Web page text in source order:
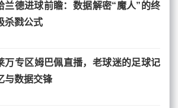
兰德进球前瞻：数据解密“魔人”的终
杀戮公式
万专区姆巴佩直播，老球迷的足球记
与数据交锋